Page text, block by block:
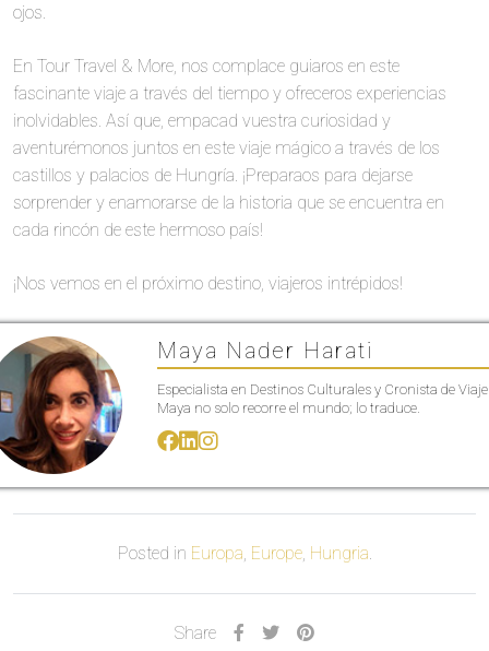
ojos.
En Tour Travel & More, nos complace guiaros en este
fascinante viaje a través del tiempo y ofreceros experiencias
inolvidables. Así que, empacad vuestra curiosidad y
aventurémonos juntos en este viaje mágico a través de los
castillos y palacios de Hungría. ¡Preparaos para dejarse
sorprender y enamorarse de la historia que se encuentra en
cada rincón de este hermoso país!
¡Nos vemos en el próximo destino, viajeros intrépidos!
Maya Nader Harati
Especialista en Destinos Culturales y Cronista de
Maya no solo recorre el mundo; lo traduce.
Posted in Europa Europe, Hungria
Share